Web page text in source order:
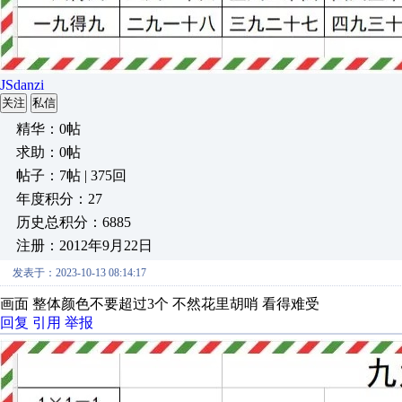
JSdanzi
关注 私信
精华：0帖
求助：0帖
帖子：7帖 | 375回
年度积分：27
历史总积分：6885
注册：2012年9月22日
发表于：2023-10-13 08:14:17
画面 整体颜色不要超过3个 不然花里胡哨 看得难受
回复 引用 举报